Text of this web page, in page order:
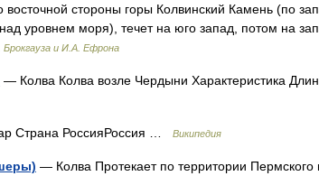
восточной стороны горы Колвинский Камень (по
уровнем моря), течет на юго запад, потом на
Брокгауза и И.А. Ефрона
— Колва Колва возле Чердыни Характеристика
Страна РоссияРоссия … Википедия
— Колва Протекает по территории Пермского